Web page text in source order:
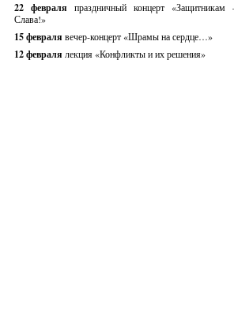
22 февраля праздничный концерт «Защитникам
Слава!»
15 февраля вечер-концерт «Шрамы на сердце…»
12 февраля лекция «Конфликты и их решения»